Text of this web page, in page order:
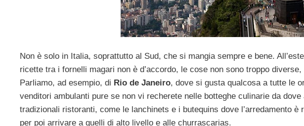
Non è solo in Italia, soprattutto al Sud, che si mangia sempre e bene.
ricette tra i fornelli magari non è d’accordo, le cose non sono troppo
Parliamo, ad esempio, di Rio de Janeiro, dove si gusta qualcosa a tutte le
venditori ambulanti pure se non vi recherete nelle botteghe culinarie da
tradizionali ristoranti, come le lanchinets e i butequins dove l’arredamento
per poi arrivare a quelli di alto livello e alle churrascarias.